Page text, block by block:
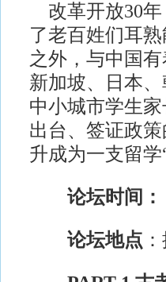
改革开放30年
了老百姓们耳
之外，与中国
新加坡、日本
中小城市学生
出台、签证政
升成为一支留学
论坛时间：
论坛地点